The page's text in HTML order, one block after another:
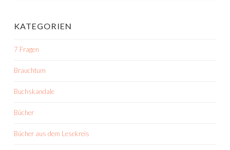
KATEGORIEN
7 Fragen
Brauchtum
Buchskandale
Bücher
Bücher aus dem Lesekreis